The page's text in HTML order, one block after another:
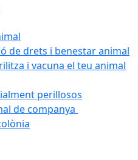
de drets i benestar animal
i vacuna el teu animal
perillosos
de companya